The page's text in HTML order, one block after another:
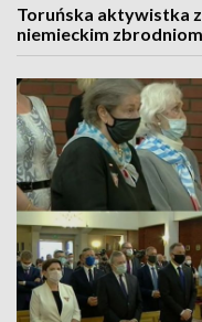
Toruńska aktywistka
niemieckim